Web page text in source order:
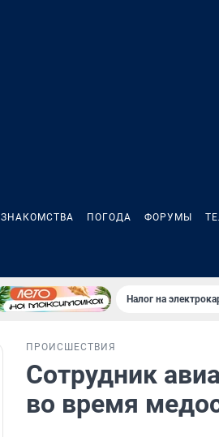
ЗНАКОМСТВА ПОГОДА ФОРУМЫ
Налог на
ПРОИСШЕСТВИЯ
Сотрудник
во время